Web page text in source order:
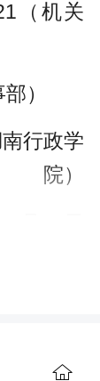
（机关
）
行政学
院）
月11日